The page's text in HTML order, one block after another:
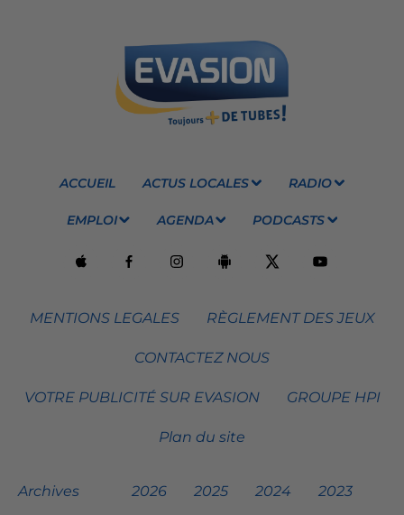
ACCUEIL ACTUS LOCALES RADIO
EMPLOI AGENDA PODCASTS
MENTIONS LEGALES RÈGLEMENT DES JEUX
CONTACTEZ NOUS
VOTRE PUBLICITÉ SUR EVASION GROUPE HPI
Plan du site
Archives 2026 2025 2024 2023